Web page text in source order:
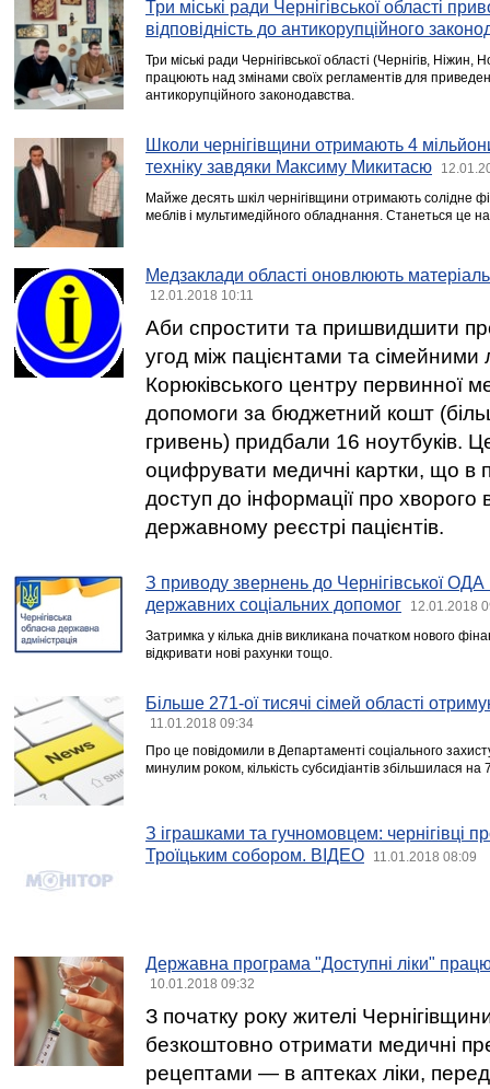
Три міські ради Чернігівської області
відповідність до антикорупційного
Три міські ради Чернігівської області (Чернігів, Ніжин,
працюють над змінами своїх регламентів для
антикорупційного законодавства.
Школи чернігівщини отримають 4
техніку завдяки Максиму Микитасю
Майже десять шкіл чернігівщини отримають солідне
меблів і мультимедійного обладнання. Станеться це
Медзаклади області оновлюють
12.01.2018 10:11
Аби спростити та пришвидшити
угод між пацієнтами та сімейними
Корюківського центру первинної
допомоги за бюджетний кошт
гривень) придбали 16 ноутбуків.
оцифрувати медичні картки, що в
доступ до інформації про хворого
державному реєстрі пацієнтів.
З приводу звернень до Чернігівської
державних соціальних допомог
12.01.2018
Затримка у кілька днів викликана початком нового
відкривати нові рахунки тощо.
Більше 271-ої тисячі сімей області
11.01.2018 09:34
Про це повідомили в Департаменті соціального
минулим роком, кількість субсидіантів збільшилася на
З іграшками та гучномовцем: чернігівці
Троїцьким собором. ВІДЕО
11.01.2018 08:09
Державна програма "Доступні ліки"
10.01.2018 09:32
З початку року жителі
безкоштовно отримати медичні
рецептами — в аптеках ліки,